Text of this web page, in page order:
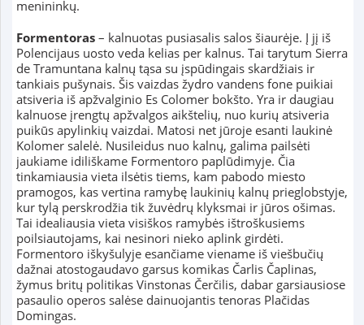
menininkų.
Formentoras– kalnuotas pusiasalis salos šiaurėje. Į jį iš
Polencijaus uosto veda kelias per kalnus. Tai tarytum Sierra
de Tramuntana kalnų tąsa su įspūdingais skardžiais ir
tankiais pušynais. Šis vaizdas žydro vandens fone puikiai
atsiveria iš apžvalginio Es Colomer bokšto. Yra ir daugiau
kalnuose įrengtų apžvalgos aikštelių, nuo kurių atsiveria
puikūs apylinkių vaizdai. Matosi net jūroje esanti laukinė
Kolomer salelė. Nusileidus nuo kalnų, galima pailsėti
jaukiame idiliškame Formentoro paplūdimyje. Čia
tinkamiausia vieta ilsėtis tiems, kam pabodo miesto
pramogos, kas vertina ramybę laukinių kalnų prieglobstyje,
kur tylą perskrodžia tik žuvėdrų klyksmai ir jūros ošimas.
Tai idealiausia vieta visiškos ramybės ištroškusiems
poilsiautojams, kai nesinori nieko aplink girdėti.
Formentoro iškyšulyje esančiame viename iš viešbučių
dažnai atostogaudavo garsus komikas Čarlis Čaplinas,
žymus britų politikas Vinstonas Čerčilis, dabar garsiausiose
pasaulio operos salėse dainuojantis tenoras Plačidas
Domingas.